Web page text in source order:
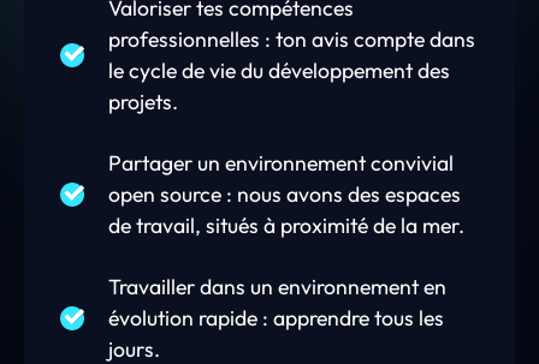
Valoriser tes compétences
professionnelles : ton avis compte dans
le cycle de vie du développement des
projets.
Partager un environnement convivial
open source : nous avons des espaces
de travail, situés à proximité de la mer.
Travailler dans un environnement en
évolution rapide : apprendre tous les
jours.